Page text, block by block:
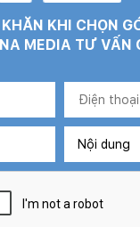
KHI CHỌN
MEDIA TƯ VẤN